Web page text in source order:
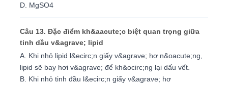
D. MgSO4
Câu 13. Đặc điểm kh&aacute;c biệt quan trọng giữa
tinh dầu v&agrave; lipid
A. Khi nhỏ lipid l&ecirc;n giấy v&agrave; hơ n&oacute;ng,
lipid sẽ bay hơi v&agrave; để kh&ocirc;ng lại dấu vết.
B. Khi nhỏ tinh đầu l&ecirc;n giấy v&agrave; hơ